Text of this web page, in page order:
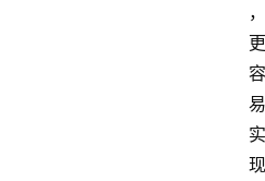
，
更
容
易
实
现